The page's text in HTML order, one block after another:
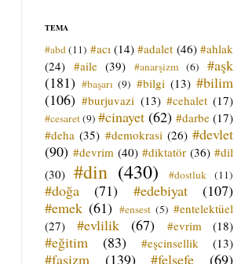
TEMA
#abd (11) #acı (14) #adalet (46) #ahlak
(24) #aile (39) #anarşizm (6)
#aşk
(181) #başarı (9) #bilgi (13) #bilim
(106) #burjuvazi (13) #cehalet (17)
#cesaret(9) #cinayet (62) #darbe (17)
#deha (35) #demokrasi (26) #devlet
(90) #devrim (40) #diktatör (36) #dil
(30) #din (430) #dostluk (11)
#doğa (71) #edebiyat
(107)
#emek (61) #ensest (5) #entelektüel
(27)
#evlilik (67) #evrim (18)
#eğitim (83) #eşcinsellik (13)
#faşizm (139) #felsefe (69)